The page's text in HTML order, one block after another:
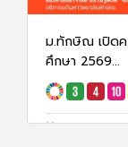
ม.ทักษิณ เปิดค
ศึกษา 2569...